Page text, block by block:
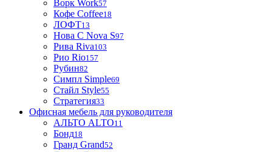
Ворк Work57
Кофе Coffee18
ЛОФТ13
Нова С Nova S97
Рива Riva103
Рио Rio157
Рубин82
Симпл Simple69
Стайл Style55
Стратегия33
Офисная мебель для руководителя
АЛЬТО ALTO11
Бонд18
Гранд Grand52